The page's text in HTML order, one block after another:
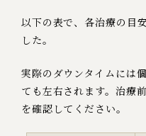
以下の表で、各治療の目
した。
実際のダウンタイムには
ても左右されます。治療
を確認してください。